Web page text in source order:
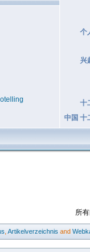
个
兴
十
中国 十
所
Artikelverzeichnis and